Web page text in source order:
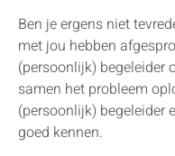
Ben je ergens niet
met jou hebben
(persoonlijk) begeleider
samen het probleem
(persoonlijk) begeleider
goed kennen.